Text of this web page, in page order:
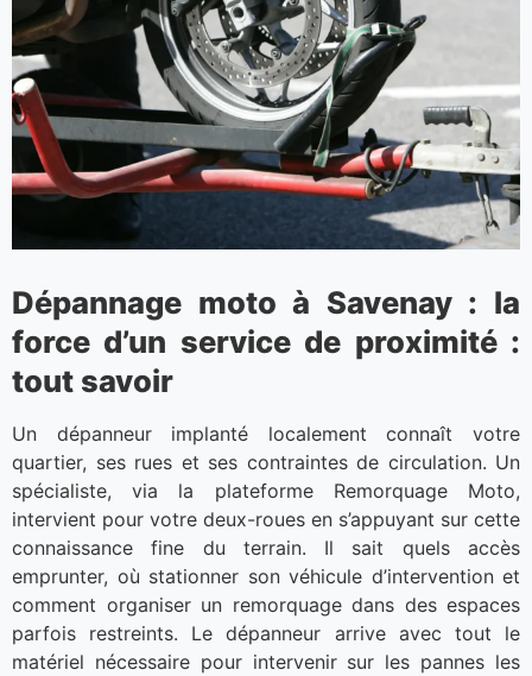
Dépannage moto à Savenay : la
force d’un service de proximité :
tout savoir
Un dépanneur implanté localement connaît votre
quartier, ses rues et ses contraintes de circulation. Un
spécialiste, via la plateforme Remorquage Moto,
intervient pour votre deux-roues en s’appuyant sur cette
connaissance fine du terrain. Il sait quels accès
emprunter, où stationner son véhicule d’intervention et
comment organiser un remorquage dans des espaces
parfois restreints. Le dépanneur arrive avec tout le
matériel nécessaire pour intervenir sur les pannes les